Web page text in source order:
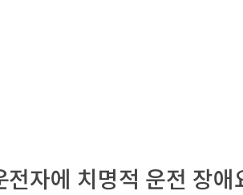
전자에 치명적 운전 장